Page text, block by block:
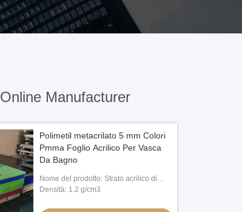
Online Manufacturer
Polimetil metacrilato 5 mm Colori
Pmma Foglio Acrilico Per Vasca
Da Bagno
Nome del prodotto: Strato acrilico di
DUCA per la vasca
Densità: 1.2 g/cm3